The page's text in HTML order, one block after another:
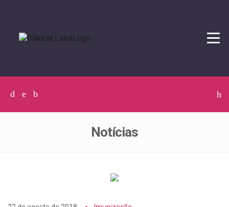
Facebook
TwitterInstagram
Notícias